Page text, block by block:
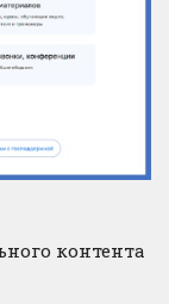
контента